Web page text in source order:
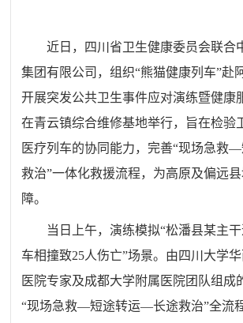
近日，四川省卫生健康委员会联合
集团有限公司，组织“熊猫健康列车”赴
开展突发公共卫生事件应对演练暨健康
在青云镇综合维修基地举行，旨在检验
医疗列车的协同能力，完善“现场急救
救治”一体化救援流程，为高原及偏远
障。
当日上午，演练模拟“松潘县某主
车相撞致25人伤亡”场景。由四川大学
医院专家及成都大学附属医院团队组成
“现场急救—短途转运—长途救治”全流